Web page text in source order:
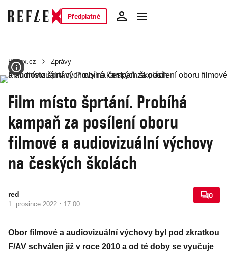
Předplatné
Reflex.cz Zprávy
Film místo šprtání. Probíhá
kampaň za posílení oboru
filmové a audiovizuální výchovy
na českých školách
red
1. prosince 2022 · 17:00
0
Obor filmové a audiovizuální výchovy byl pod zkratkou
F/AV schválen již v roce 2010 a od té doby se vyučuje